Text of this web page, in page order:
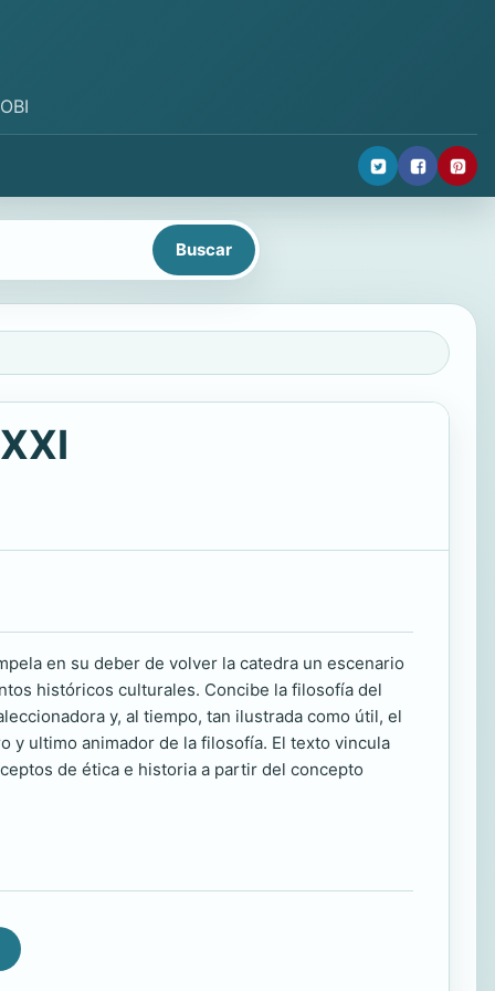
en su deber de volver la catedra un escenario
históricos culturales. Concibe la filosofía del
y, al tiempo, tan ilustrada como útil, el
y ultimo animador de la filosofía. El texto vincula
de ética e historia a partir del concepto